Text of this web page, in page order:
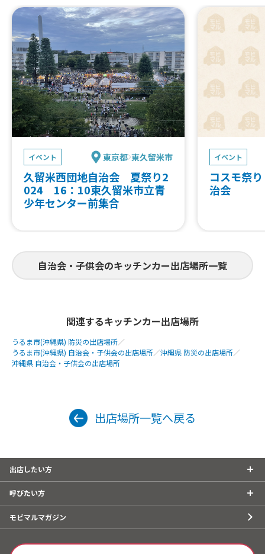
イベント 東京都 東久留米市
久留米西団地自治会 夏祭り2
024 16：10東久留米市立青
少年センター前集合
イベント
コスモ祭
治会
自治会・子供会のキッチンカー出店場所一覧
関連するキッチンカー出店場所
うるま市(沖縄県) 防災の出店場所／
うるま市(沖縄県) 自治会・子供会の出店場所／沖縄県 防災の出店場所／
沖縄県 自治会・子供会の出店場所
出店場所一覧へ戻る
出店したい方
呼びたい方
モビマルマガジン